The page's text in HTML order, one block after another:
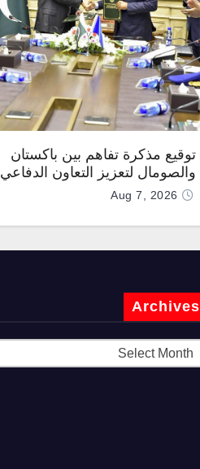
توقيع مذكرة تفاهم بين باكستان
والصومال لتعزيز التعاون الدفاعي
Aug 7, 2026
Archives